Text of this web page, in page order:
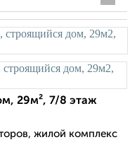
29м², 7/8 этаж
жилой комплекс